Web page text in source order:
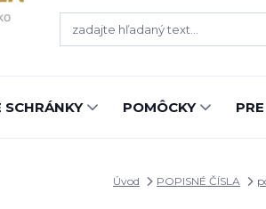
SCHRÁNKY POMÔCKY
Úvod POPISNÉ ČÍSLA